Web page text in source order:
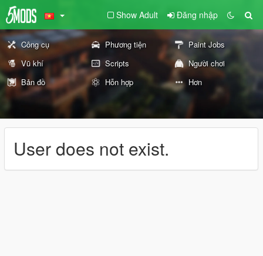
Show Adult Đăng nhập
Công cụ Phương tiện
Paint Jobs
Vũ khí
Scripts
Người chơi
Bản đồ
Hỗn hợp Hơn
User does not exist.